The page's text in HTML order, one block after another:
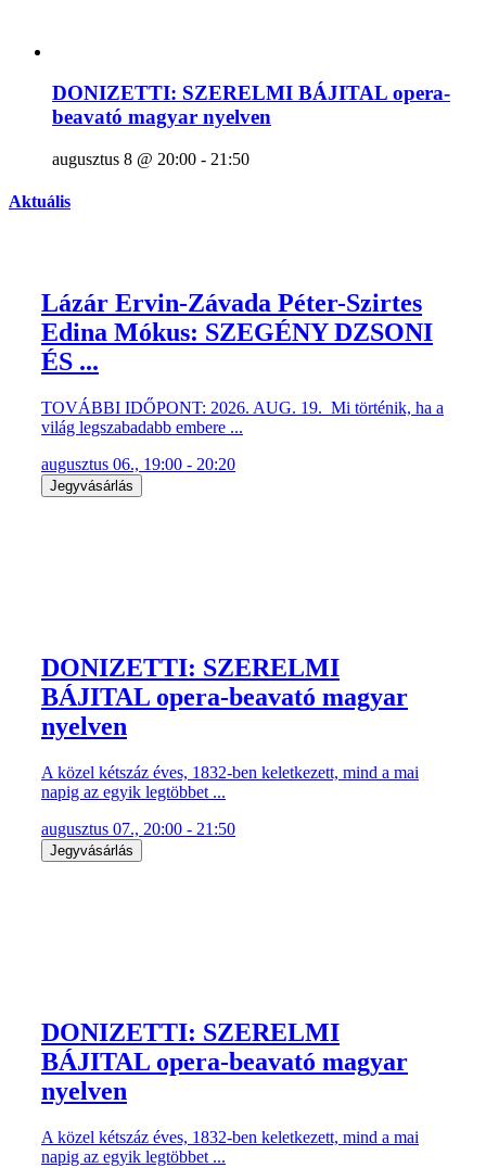
DONIZETTI: SZERELMI BÁJITAL opera-
beavató magyar nyelven
augusztus 8 @ 20:00 - 21:50
Aktuális
Lázár Ervin-Závada Péter-Szirtes
Edina Mókus: SZEGÉNY DZSONI
ÉS ...
TOVÁBBI IDŐPONT: 2026. AUG. 19. Mi történik, ha a
világ legszabadabb embere ...
augusztus 06., 19:00 - 20:20
Jegyvásárlás
DONIZETTI: SZERELMI
BÁJITAL opera-beavató magyar
nyelven
A közel kétszáz éves, 1832-ben keletkezett, mind a mai
napig az egyik legtöbbet ...
augusztus 07., 20:00 - 21:50
Jegyvásárlás
DONIZETTI: SZERELMI
BÁJITAL opera-beavató magyar
nyelven
A közel kétszáz éves, 1832-ben keletkezett, mind a mai
napig az egyik legtöbbet ...